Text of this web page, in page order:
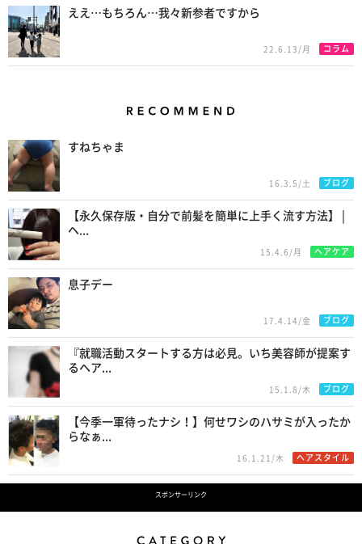
ええ…もちろん…我々新参者ですから
22.6.13/月 コラム
すねちゃま
16.3.5/土 ブログ
【永久保存版・自分で前髪を簡単に上手く流す方法】 |
ヘ...
15.4.6/月 ヘアケア
息子デー
17.4.14/金 ブログ
『就職活動スタートする方は必見。いち美容師が提案す
るヘア...
15.1.8/木 ブログ
【今季一軍待ったナシ！】何せワシのハサミが入ったか
らなぁ...
16.1.21/木 ヘアスタイル
スポンサーリンク